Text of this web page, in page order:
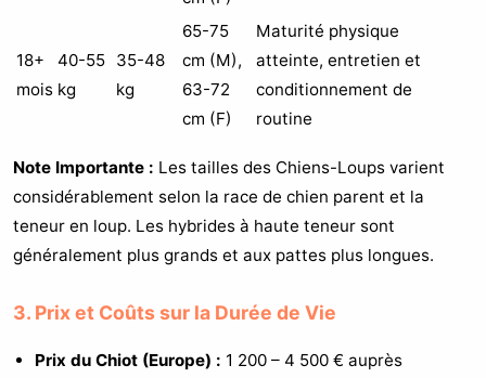
18+
mois
40-55
kg
35-48
kg
65-75
cm (M),
63-72
cm (F)
Maturité physique
atteinte, entretien et
conditionnement de
routine
Note Importante : Les tailles des Chiens-Loups varient
considérablement selon la race de chien parent et la
teneur en loup. Les hybrides à haute teneur sont
généralement plus grands et aux pattes plus longues.
3. Prix et Coûts sur la Durée de Vie
Prix du Chiot (Europe) : 1 200 – 4 500 € auprès